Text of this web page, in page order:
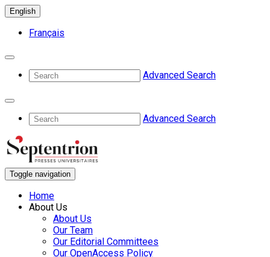
English
Français
Advanced Search
Advanced Search
Toggle navigation
Home
About Us
About Us
Our Team
Our Editorial Committees
Our OpenAccess Policy